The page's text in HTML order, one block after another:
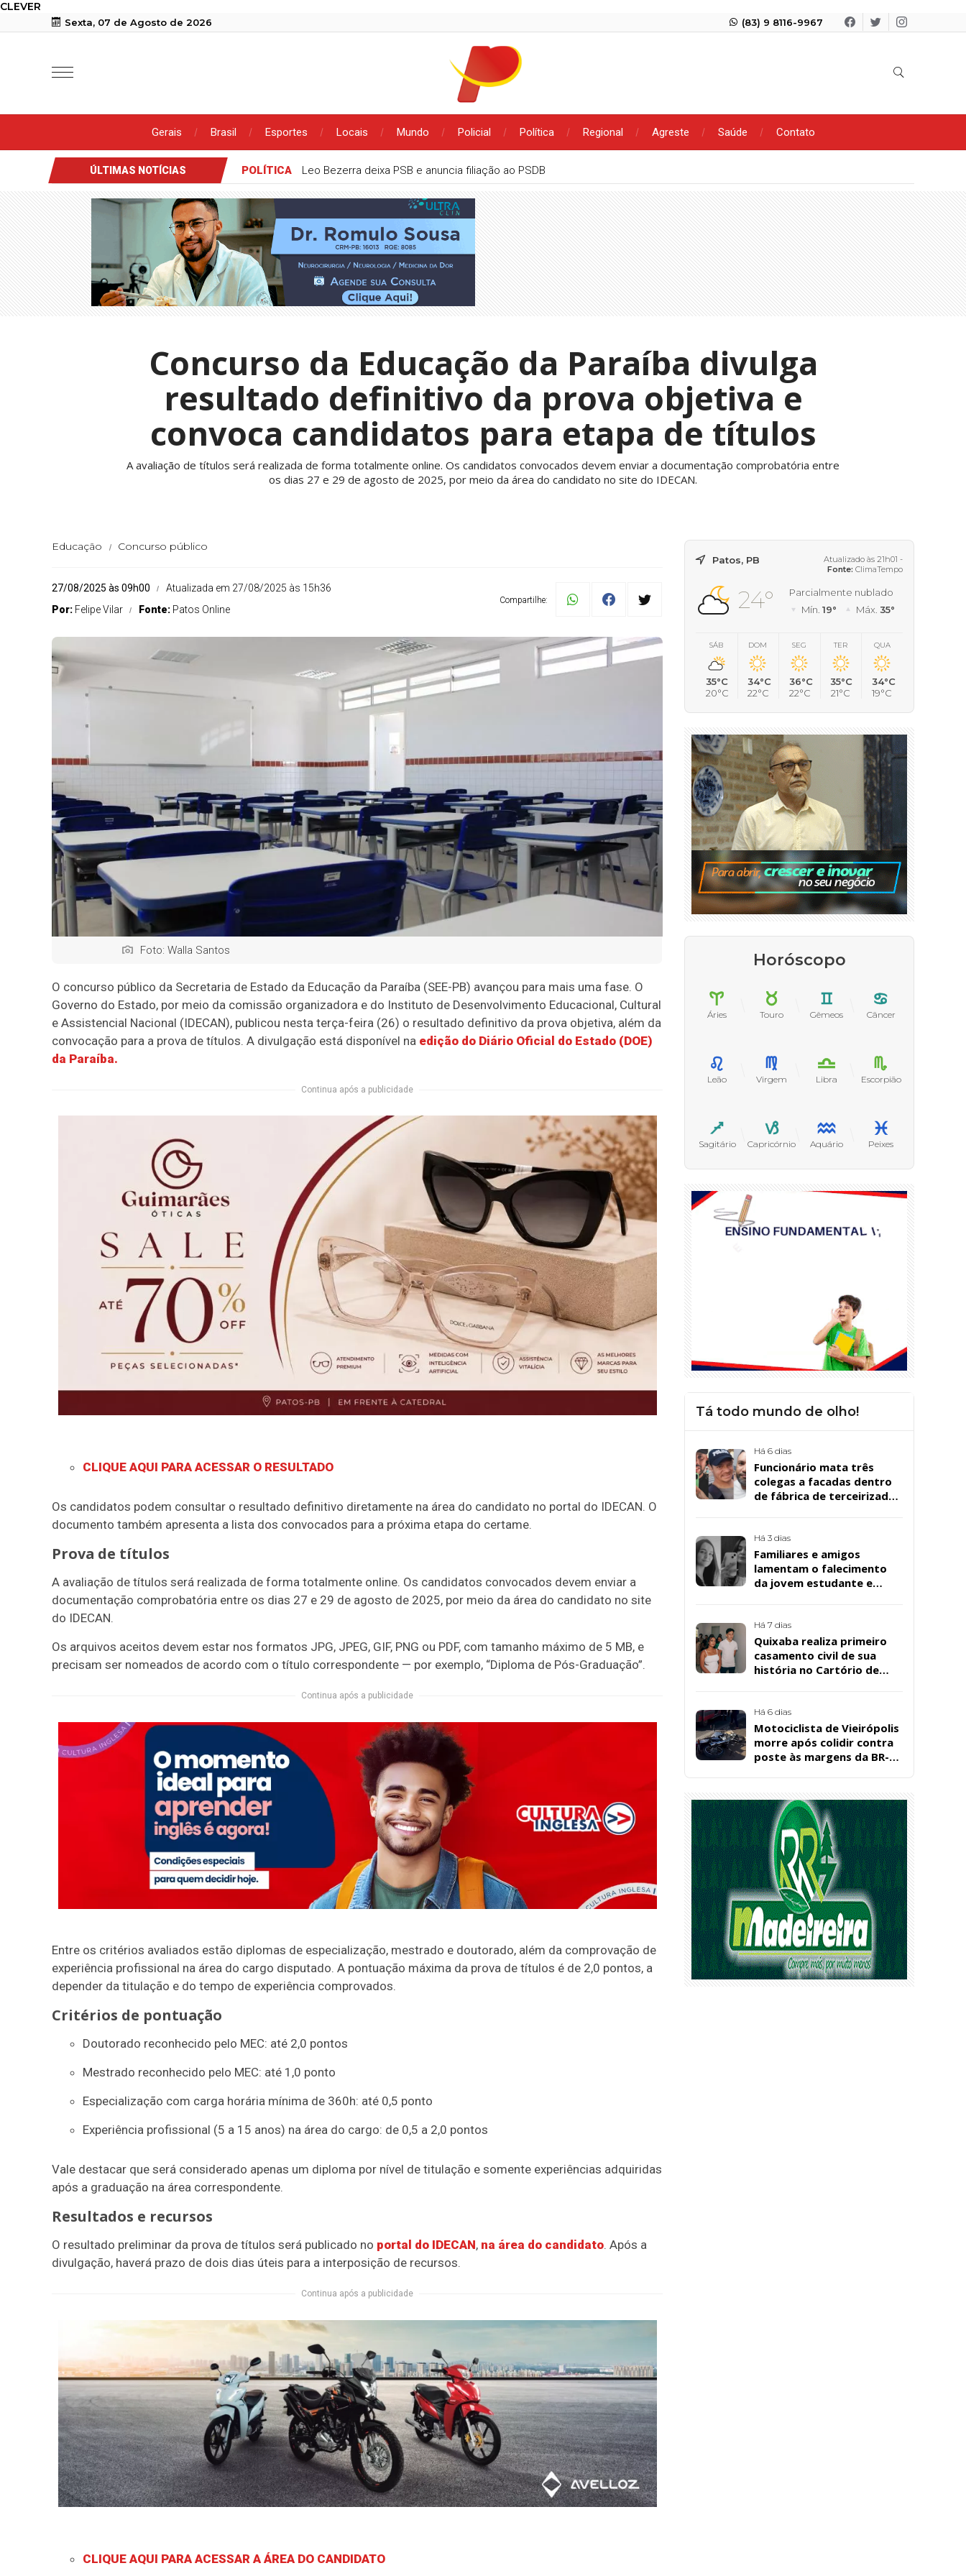
CLEVER
Sexta, 07 de Agosto de 2026 (83) 9 8116-9967
Gerais Brasil Esportes Locais Mundo Policial Política Regional Agreste Saúde Contato
ÚLTIMAS NOTÍCIAS POLÍTICA Leo Bezerra deixa PSB e anuncia filiação ao PSDB
Concurso da Educação da Paraíba divulga
resultado definitivo da prova objetiva e
convoca candidatos para etapa de títulos
A avaliação de títulos será realizada de forma totalmente online. Os candidatos convocados devem enviar a documentação comprobatória entre
os dias 27 e 29 de agosto de 2025, por meio da área do candidato no site do IDECAN.
Educação Concurso público
27/08/2025 às 09h00
Atualizada em 27/08/2025 às 15h36
Por: Felipe Vilar Fonte: Patos Online
Compartilhe:
Foto: Walla Santos
O concurso público da Secretaria de Estado da Educação da Paraíba (SEE-PB) avançou para mais uma fase. O
Governo do Estado, por meio da comissão organizadora e do Instituto de Desenvolvimento Educacional, Cultural
e Assistencial Nacional (IDECAN), publicou nesta terça-feira (26) o resultado definitivo da prova objetiva, além da
convocação para a prova de títulos. A divulgação está disponível na edição do Diário Oficial do Estado (DOE)
da Paraíba.
Continua após a publicidade
CLIQUE AQUI PARA ACESSAR O RESULTADO
Os candidatos podem consultar o resultado definitivo diretamente na área do candidato no portal do IDECAN. O
documento também apresenta a lista dos convocados para a próxima etapa do certame.
Prova de títulos
A avaliação de títulos será realizada de forma totalmente online. Os candidatos convocados devem enviar a
documentação comprobatória entre os dias 27 e 29 de agosto de 2025, por meio da área do candidato no site
do IDECAN.
Os arquivos aceitos devem estar nos formatos JPG, JPEG, GIF, PNG ou PDF, com tamanho máximo de 5 MB, e
precisam ser nomeados de acordo com o título correspondente — por exemplo, “Diploma de Pós-Graduação”.
Continua após a publicidade
Entre os critérios avaliados estão diplomas de especialização, mestrado e doutorado, além da comprovação de
experiência profissional na área do cargo disputado. A pontuação máxima da prova de títulos é de 2,0 pontos, a
depender da titulação e do tempo de experiência comprovados.
Critérios de pontuação
Doutorado reconhecido pelo MEC: até 2,0 pontos
Mestrado reconhecido pelo MEC: até 1,0 ponto
Especialização com carga horária mínima de 360h: até 0,5 ponto
Experiência profissional (5 a 15 anos) na área do cargo: de 0,5 a 2,0 pontos
Vale destacar que será considerado apenas um diploma por nível de titulação e somente experiências adquiridas
após a graduação na área correspondente.
Resultados e recursos
O resultado preliminar da prova de títulos será publicado no portal do IDECAN, na área do candidato. Após a
divulgação, haverá prazo de dois dias úteis para a interposição de recursos.
Continua após a publicidade
CLIQUE AQUI PARA ACESSAR A ÁREA DO CANDIDATO
Patos, PB
Atualizado às 21h01 -
Fonte: ClimaTempo
24°
Parcialmente nublado
Mín. 19° Máx. 35°
SÁB
35°C
20°C
DOM
34°C
22°C
SEG
36°C
22°C
TER
35°C
21°C
QUA
34°C
19°C
Horóscopo
Áries Touro Gêmeos Câncer
Leão Virgem Libra Escorpião
Sagitário Capricórnio Aquário Peixes
Tá todo mundo de olho!
Há 6 dias
Funcionário mata três
colegas a facadas dentro
de fábrica de terceirizada
Há 3 dias
Familiares e amigos
lamentam o falecimento
da jovem estudante e
Santos, em Patos
Há 7 dias
Quixaba realiza primeiro
casamento civil de sua
história no Cartório de
Há 6 dias
Motociclista de Vieirópolis
morre após colidir contra
poste às margens da BR-